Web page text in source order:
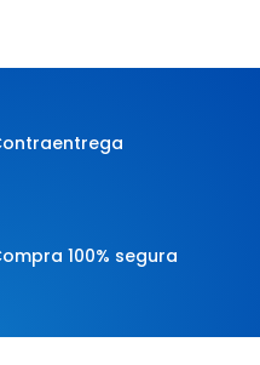
100% segura